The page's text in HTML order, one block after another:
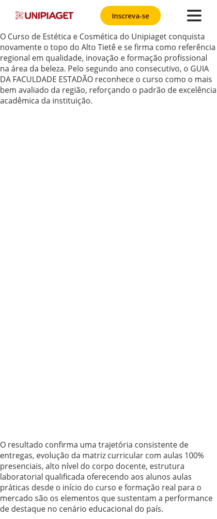
Inscreva-se
O Curso de Estética e Cosmética do Unipiaget conquista
novamente o topo do Alto Tietê e se firma como referência
regional em qualidade, inovação e formação profissional
na área da beleza. Pelo segundo ano consecutivo, o GUIA
DA FACULDADE ESTADÃO reconhece o curso como o mais
bem avaliado da região, reforçando o padrão de excelência
acadêmica da instituição.
O resultado confirma uma trajetória consistente de
entregas, evolução da matriz curricular com aulas 100%
presenciais, alto nível do corpo docente, estrutura
laboratorial qualificada oferecendo aos alunos aulas
práticas desde o início do curso e formação real para o
mercado são os elementos que sustentam a performance
de destaque no cenário educacional do país.